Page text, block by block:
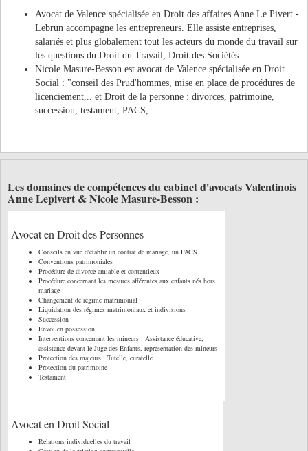
Avocat de Valence spécialisée en Droit des affaires Anne Le Pivert -
Lebrun accompagne les entrepreneurs. Elle assiste entreprises,
salariés et plus globalement tout les acteurs du monde du travail sur
les questions du Droit du Travail, Droit des Sociétés...
Nicole Masure-Besson est avocat de Valence spécialisée en Droit
Social : "conseil des Prud'hommes, mise en place de procédures de
licenciement,.. et Droit de la personne : divorces, patrimoine,
succession, testament, PACS,......
Les domaines de compétences du cabinet d'avocats Valentinois
Anne Lepivert & Nicole Masure-Besson :
Avocat en Droit des Personnes
Conseils en vue d'établir un contrat de mariage, un PACS
Conventions patrimoniales
Procédure de divorce amiable et contentieux
Procédure concernant les mesures afférentes aux enfants nés hors
mariage
Changement de régime matrimonial
Liquidation des régimes matrimoniaux et indivisions
Succession
Envoi en possession
Interventions concernant les mineurs : Assistance éducative,
assistance devant le Juge des Enfants, représentation des mineurs
Protection des majeurs : Tutelle, curatelle
Protection du patrimoine
Testament
Avocat en Droit Social
Relations individuelles du travail